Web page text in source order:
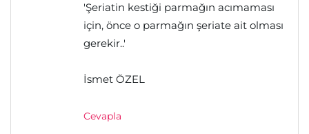
'Şeriatin kestiği parmağın acımaması
için, önce o parmağın şeriate ait olması
gerekir..'
İsmet ÖZEL
Cevapla